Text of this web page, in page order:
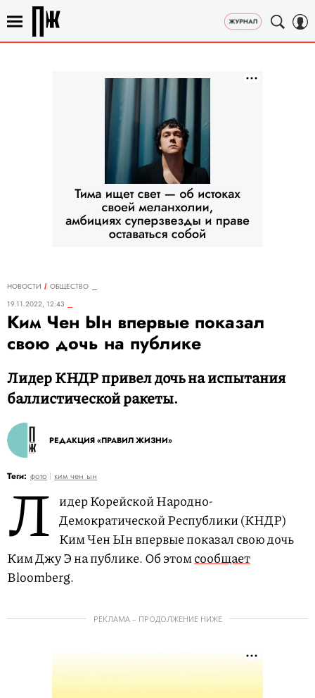
НОВОСТИ
ОБЩЕСТВО
19.11.2022, 12:43
Ким Чен Ын впервые показал
свою дочь на публике
Лидер КНДР привел дочь на испытания
баллистической ракеты.
РЕДАКЦИЯ «ПРАВИЛ ЖИЗНИ»
Теги: фото ким чен ын
Л идер Корейской Народно-
Демократической Республики (КНДР)
Ким Чен Ын впервые показал свою дочь
Ким Джу Э на публике. Об этомсообщает
Bloomberg.
РЕКЛАМА – ПРОДОЛЖЕНИЕ НИЖЕ